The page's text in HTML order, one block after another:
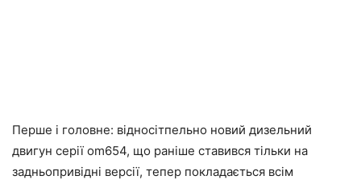
Перше і головне: відносітпельно новий дизельний
двигун серії om654, що раніше ставився тільки на
задньопривідні версії, тепер покладається всім